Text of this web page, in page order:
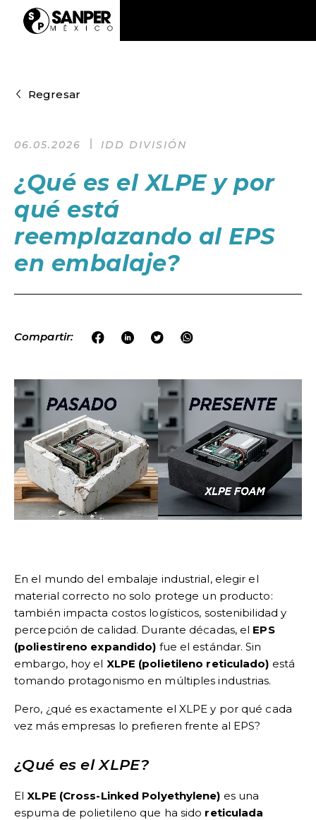
Regresar
06.05.2026 IDD DIVISIÓN
¿Qué es el XLPE y por
qué está
reemplazando al EPS
en embalaje?
Compartir:
En el mundo del embalaje industrial, elegir el
material correcto no solo protege un producto:
también impacta costos logísticos, sostenibilidad y
percepción de calidad. Durante décadas, el EPS
(poliestireno expandido) fue el estándar. Sin
embargo, hoy el XLPE (polietileno reticulado) está
tomando protagonismo en múltiples industrias.
Pero, ¿qué es exactamente el XLPE y por qué cada
vez más empresas lo prefieren frente al EPS?
¿Qué es el XLPE?
ElXLPE (Cross-Linked Polyethylene) es una
espuma de polietileno que ha sido reticulada